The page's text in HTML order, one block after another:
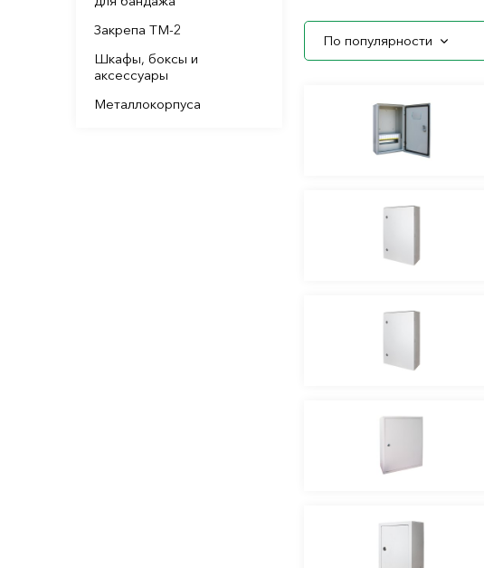
Закрепа ТМ-2
Шкафы, боксы и
аксессуары
Металлокорпуса
По популярности